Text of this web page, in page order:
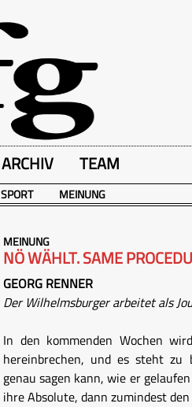
ARCHIV TEAM
SPORT MEINUNG
MEINUNG
NÖ WÄHLT. SAME
GEORG RENNER
Der Wilhelmsburger arbeitet als
In den kommenden Wochen
hereinbrechen, und es steht zu
genau sagen kann, wie er
ihre Absolute, dann zumindest